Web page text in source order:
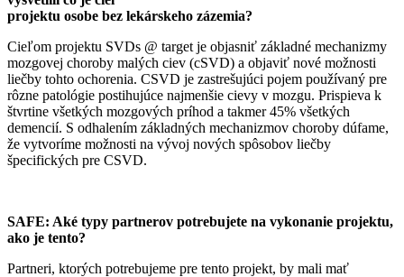
projektu osobe bez lekárskeho zázemia?
Cieľom projektu SVDs @ target je objasniť základné mechanizmy
mozgovej choroby malých ciev (cSVD) a objaviť nové možnosti
liečby tohto ochorenia. CSVD je zastrešujúci pojem používaný pre
rôzne patológie postihujúce najmenšie cievy v mozgu. Prispieva k
štvrtine všetkých mozgových príhod a takmer 45% všetkých
demencií. S odhalením základných mechanizmov choroby dúfame,
že vytvoríme možnosti na vývoj nových spôsobov liečby
špecifických pre CSVD.
SAFE: Aké typy partnerov potrebujete na vykonanie projektu,
ako je tento?
Partneri, ktorých potrebujeme pre tento projekt, by mali mať